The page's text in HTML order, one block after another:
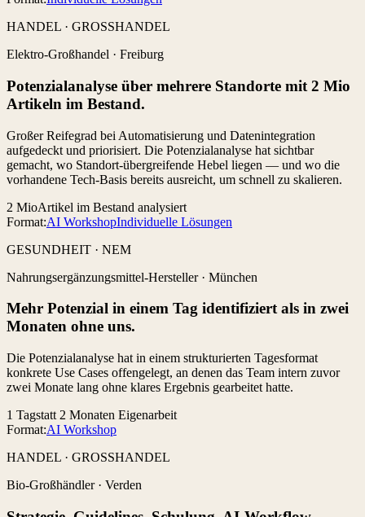
HANDEL · GROSSHANDEL
Elektro-Großhandel · Freiburg
Potenzialanalyse über mehrere Standorte mit 2 Mio
Artikeln im Bestand.
Großer Reifegrad bei Automatisierung und Datenintegration
aufgedeckt und priorisiert. Die Potenzialanalyse hat sichtbar
gemacht, wo Standort-übergreifende Hebel liegen — und wo die
vorhandene Tech-Basis bereits ausreicht, um schnell zu skalieren.
2 MioArtikel im Bestand analysiert
Format:AI WorkshopIndividuelle Lösungen
GESUNDHEIT · NEM
Nahrungsergänzungsmittel-Hersteller· München
Mehr Potenzial in einem Tag identifiziert als in zwei
Monaten ohne uns.
Die Potenzialanalyse hat in einem strukturierten Tagesformat
konkrete Use Cases offengelegt, an denen das Team intern zuvor
zwei Monate lang ohne klares Ergebnis gearbeitet hatte.
1 Tagstatt 2 Monaten Eigenarbeit
Format:AI Workshop
HANDEL · GROSSHANDEL
Bio-Großhändler· Verden